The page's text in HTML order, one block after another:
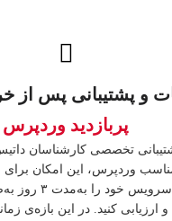
و پشتیبانی پس از
پربازدید وردپرس
تخصصی کارشناسان
وردپرس، این امکان برای
است تا سرویس
ارزیابی کنید. در این بازه‌ی